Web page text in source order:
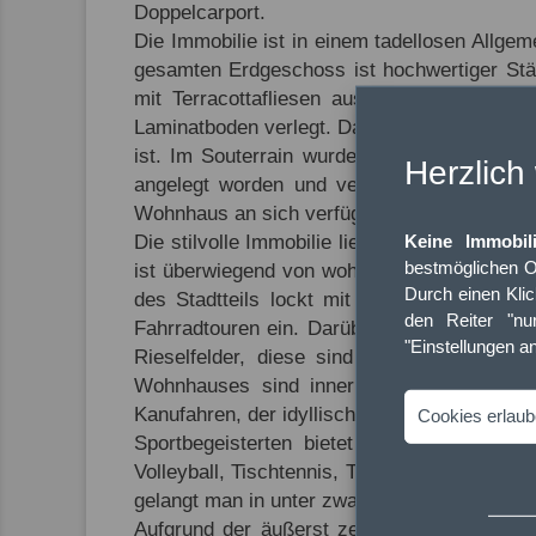
Herzlich
Keine
bestmöglichen
Durch einen
den Reiter
"Einstellungen
Cookies
Doppelcarport.
Die Immobilie ist in einem tadellosen
gesamten Erdgeschoss ist hochwertiger
mit Terracottafliesen ausgelegt und als
Laminatboden verlegt. Das Badezimmer im
ist. Im Souterrain wurden durchgängig
angelegt worden und verfügt über ein
Wohnhaus an sich verfügen über eigene
Die stilvolle Immobilie liegt am östlichen
ist überwiegend von wohnbaulicher
des Stadtteils lockt mit zahlreichen
Fahrradtouren ein. Darüber hinaus sind in
Rieselfelder, diese sind ein
Wohnhauses sind innerhalb einer
Kanufahren, der idyllische Flusslauf ist aber
Sportbegeisterten bietet der Sportclub
Volleyball, Tischtennis, Turnen als auch
gelangt man in unter zwanzig Minuten.
Aufgrund der äußerst zentralen Lage der